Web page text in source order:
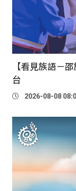
【看見族語－
台
2026-08-08